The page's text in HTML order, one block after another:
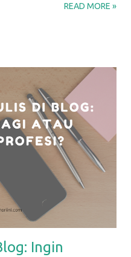
yang biasa kita hadapi dalam
juga. Life Hack #1: Dry
yang aku maksud disini
: bisa papan tulis, atau
adalah kertas yang
bikin desain sederhana di
sehingga bisa
ini kemudian aku t...
READ MORE »
Ingin